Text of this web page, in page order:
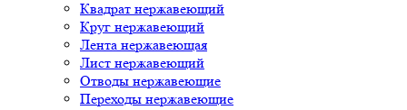
Квадрат нержавеющий
Круг нержавеющий
Лента нержавеющая
Лист нержавеющий
Отводы нержавеющие
Переходы нержавеющие